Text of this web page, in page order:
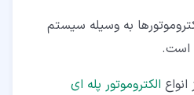
به وسیله سیستم
است.
الکتروموتور پله ای